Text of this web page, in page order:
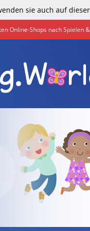
sie auch auf
Online-Shops nach Spielen